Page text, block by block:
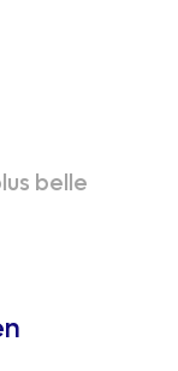
belle